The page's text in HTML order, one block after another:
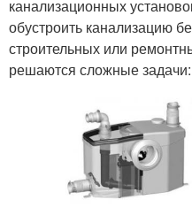
канализационных
обустроить канализацию
строительных или
решаются сложные задачи: